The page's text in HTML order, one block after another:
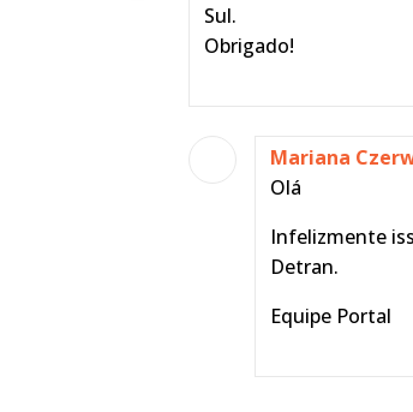
Sul.
Obrigado!
Mariana
Olá
Infelizmente
Detran.
Equipe Portal